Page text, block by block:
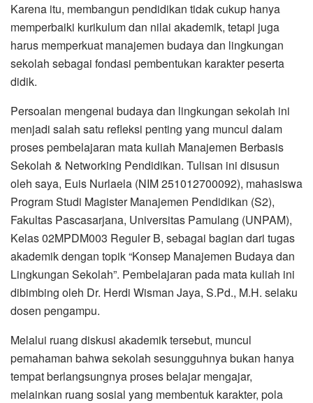
Karena itu, membangun pendidikan tidak cukup hanya
memperbaiki kurikulum dan nilai akademik, tetapi juga
harus memperkuat manajemen budaya dan lingkungan
sekolah sebagai fondasi pembentukan karakter peserta
didik.
Persoalan mengenai budaya dan lingkungan sekolah ini
menjadi salah satu refleksi penting yang muncul dalam
proses pembelajaran mata kuliah Manajemen Berbasis
Sekolah & Networking Pendidikan. Tulisan ini disusun
oleh saya, Euis Nurlaela (NIM 251012700092), mahasiswa
Program Studi Magister Manajemen Pendidikan (S2),
Fakultas Pascasarjana, Universitas Pamulang (UNPAM),
Kelas 02MPDM003 Reguler B, sebagai bagian dari tugas
akademik dengan topik “Konsep Manajemen Budaya dan
Lingkungan Sekolah”. Pembelajaran pada mata kuliah ini
dibimbing oleh Dr. Herdi Wisman Jaya, S.Pd., M.H. selaku
dosen pengampu.
Melalui ruang diskusi akademik tersebut, muncul
pemahaman bahwa sekolah sesungguhnya bukan hanya
tempat berlangsungnya proses belajar mengajar,
melainkan ruang sosial yang membentuk karakter, pola